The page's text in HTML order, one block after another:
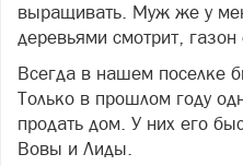
выращивать. Муж же у
деревьями смотрит, газон
Всегда в нашем поселке
Только в прошлом году
продать дом. У них его
Вовы и Лиды.